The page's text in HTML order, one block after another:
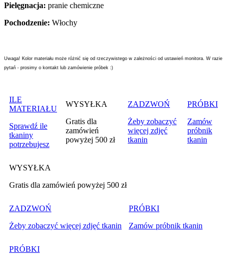
Pielęgnacja: pranie chemiczne
Pochodzenie: Włochy
Uwaga! Kolor materiału może różnić się od rzeczywistego w zależności od ustawień monitora. W razie
pytań - prosimy o kontakt lub zamówienie próbek :)
ILE
MATERIAŁU
Sprawdź ile
tkaniny
potrzebujesz
WYSYŁKA
Gratis dla
zamówień
powyżej 500 zł
ZADZWOŃ
Żeby zobaczyć
więcej zdjęć
tkanin
PRÓBKI
Zamów
próbnik
tkanin
WYSYŁKA
Gratis dla zamówień powyżej 500 zł
ZADZWOŃ
Żeby zobaczyć więcej zdjęć tkanin
PRÓBKI
Zamów próbnik tkanin
PRÓBKI